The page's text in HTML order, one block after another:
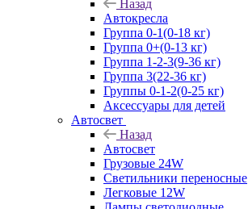
Назад
Автокресла
Группа 0-1(0-18 кг)
Группа 0+(0-13 кг)
Группа 1-2-3(9-36 кг)
Группа 3(22-36 кг)
Группы 0-1-2(0-25 кг)
Аксессуары для детей
Автосвет
Назад
Автосвет
Грузовые 24W
Светильники переносные
Легковые 12W